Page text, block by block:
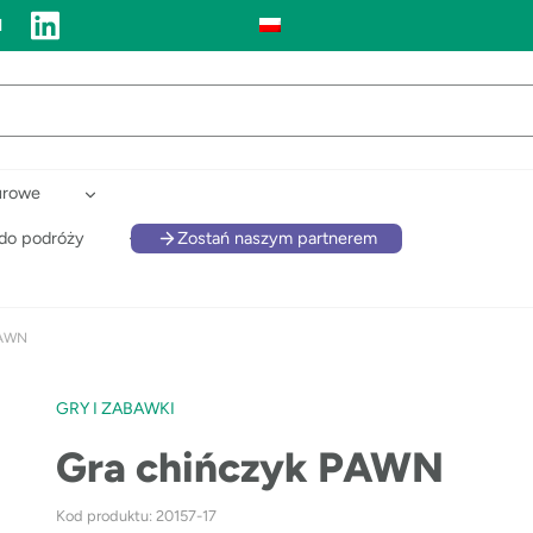
podróży Zostań naszym partnerem
GRY I ZABAWKI
Gra chińczyk PAWN
Kod produktu: 20157-17